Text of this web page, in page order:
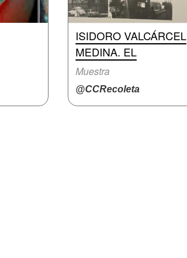
ISIDORO VALCÁRCEL
MEDINA. EL
Muestra
@CCRecoleta